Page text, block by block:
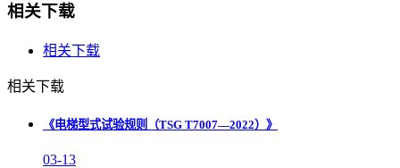
相关下载
相关下载
相关下载
《电梯型式试验规则（TSG T7007—2022）》
03-13